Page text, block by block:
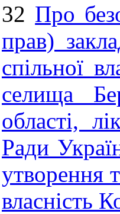
32 Про
прав)
спільної
селища
області,
Ради
утворення
власність